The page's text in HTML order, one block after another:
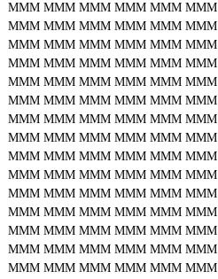
MMM MMM MMM MMM MMM MMM
MMM MMM MMM MMM MMM MMM
MMM MMM MMM MMM MMM MMM
MMM MMM MMM MMM MMM MMM
MMM MMM MMM MMM MMM MMM
MMM MMM MMM MMM MMM MMM
MMM MMM MMM MMM MMM MMM
MMM MMM MMM MMM MMM MMM
MMM MMM MMM MMM MMM MMM
MMM MMM MMM MMM MMM MMM
MMM MMM MMM MMM MMM MMM
MMM MMM MMM MMM MMM MMM
MMM MMM MMM MMM MMM MMM
MMM MMM MMM MMM MMM MMM
MMM MMM MMM MMM MMM MMM